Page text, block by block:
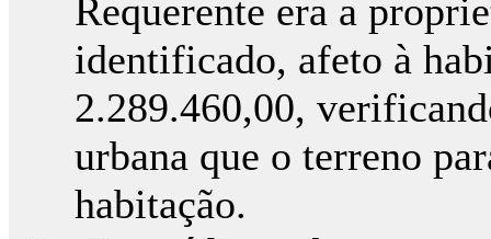
Requerente era a
identificado, afeto à
2.289.460,00,
urbana que o terreno
habitação.